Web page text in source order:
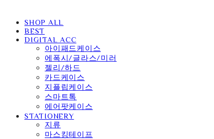
SHOP ALL
BEST
DIGITAL ACC
아이패드케이스
에폭시/글라스/미러
젤리/하드
카드케이스
지플립케이스
스마트톡
에어팟케이스
STATIONERY
지류
마스킹테이프